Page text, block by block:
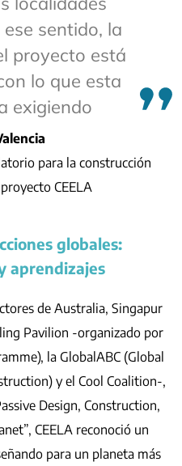
sentido, la
proyecto está
lo que esta
exigiendo
para la construcción
CEELA
globales:
aprendizajes
de Australia, Singapur
Pavilion -organizado por
la GlobalABC (Global
y el Cool Coalition-,
Design, Construction,
CEELA reconoció un
para un planeta más